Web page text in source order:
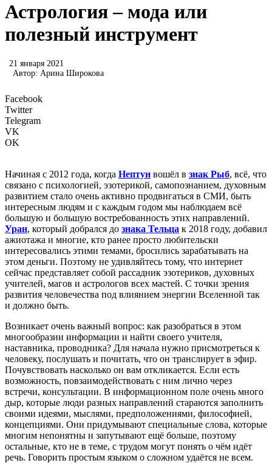
Астрология – мода или
полезный инструмент
21 января 2021
Автор: Арина Широкова
Facebook
Twitter
Telegram
VK
OK
Начиная с 2012 года, когда Нептун вошёл в знак Рыб, всё, что
связано с психологией, эзотерикой, самопознанием, духовным
развитием стало очень активно продвигаться в СМИ, быть
интересным людям и с каждым годом мы наблюдаем всё
большую и большую востребованность этих направлений.
Уран, который добрался до знака Тельца к 2018 году, добавил
ажиотажа и многие, кто ранее просто любительски
интересовались этими темами, бросились зарабатывать на
этом деньги. Поэтому не удивляйтесь тому, что интернет
сейчас представляет собой рассадник эзотериков, духовных
учителей, магов и астрологов всех мастей. С точки зрения
развития человечества под влиянием энергии Вселенной так
и должно быть.
Возникает очень важный вопрос: как разобраться в этом
многообразии информации и найти своего учителя,
наставника, проводника? Для начала нужно присмотреться к
человеку, послушать и почитать, что он транслирует в эфир.
Почувствовать насколько он вам откликается. Если есть
возможность, повзаимодействовать с ним лично через
встречи, консультации. В информационном поле очень много
дыр, которые люди разных направлений стараются заполнить
своими идеями, мыслями, предположениями, философией,
концепциями. Они придумывают специальные слова, которые
многим непонятны и запутывают ещё больше, поэтому
остальные, кто не в теме, с трудом могут понять о чём идёт
речь. Говорить простым языком о сложном удаётся не всем.